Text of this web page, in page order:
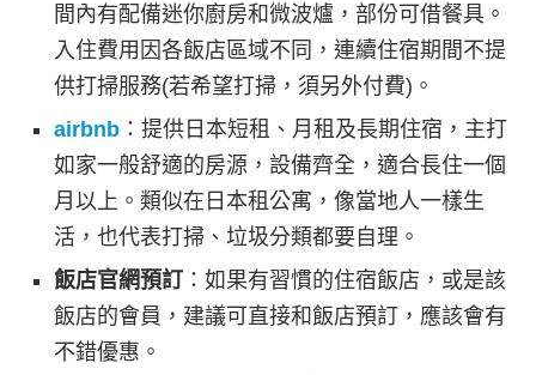
間內有配備迷你廚房和微波爐，部份可借餐具。
入住費用因各飯店區域不同，連續住宿期間不提
供打掃服務(若希望打掃，須另外付費)。
airbnb ：提供日本短租、月租及長期住宿，主打
如家一般舒適的房源，設備齊全，適合長住一個
月以上。類似在日本租公寓，像當地人一樣生
活，也代表打掃、垃圾分類都要自理。
飯店官網預訂 ：如果有習慣的住宿飯店，或是該
飯店的會員，建議可直接和飯店預訂，應該會有
不錯優惠。